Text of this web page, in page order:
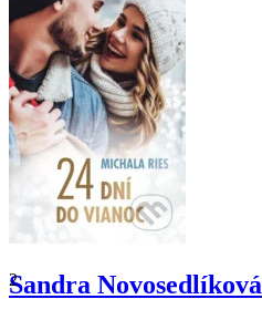
2
Sandra Novosedlíková